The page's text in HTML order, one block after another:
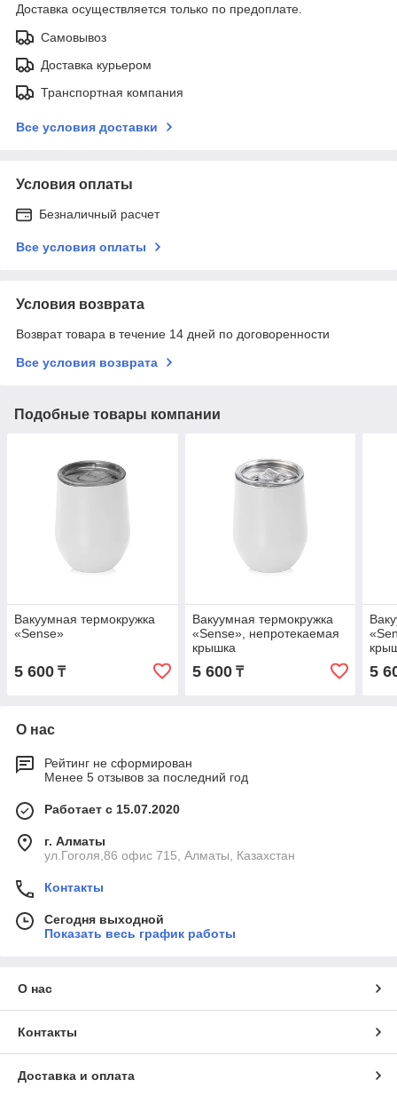
Доставка осуществляется только по предоплате.
Самовывоз
Доставка курьером
Транспортная компания
Все условия доставки
Условия оплаты
Безналичный расчет
Все условия оплаты
Условия возврата
Возврат товара в течение 14 дней по договоренности
Все условия возврата
Подобные товары компании
Вакуумная термокружка
«Sense»
5 600 ₸
Вакуумная термокружка
«Sense», непротекаемая
крышка
5 600₸ 5
О нас
Рейтинг не сформирован
Менее 5 отзывов за последний год
Работает с 15.07.2020
г. Алматы
ул.Гоголя,86 офис 715, Алматы, Казахстан
Контакты
Сегодня выходной
Показать весь график работы
О нас
Контакты
Доставка и оплата